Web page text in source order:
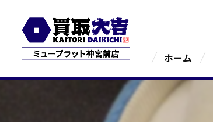
ホーム